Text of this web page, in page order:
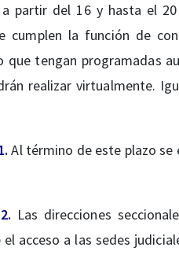
partir del 16 y hasta el
cumplen la función de
que tengan programadas
realizar virtualmente.
Al término de este plazo se
Las direcciones
el acceso a las sedes